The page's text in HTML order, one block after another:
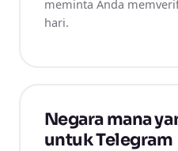
meminta Anda
hari.
Negara mana
untuk Telegram